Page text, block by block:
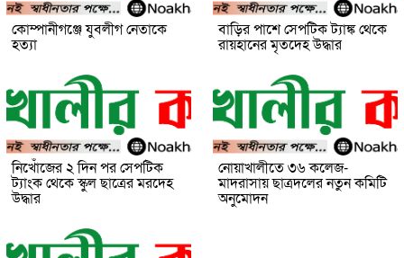
কোম্পানীগঞ্জে যুবলীগ নেতাকে
হত্যা
বাড়ির পাশে সেপটিক ট্যাঙ্ক থেকে
রায়হানের মৃতদেহ উদ্ধার
নিখোঁজের ২ দিন পর সেপটিক
ট্যাংক থেকে স্কুল ছাত্রের মরদেহ
উদ্ধার
নোয়াখালীতে ৩৬ কলেজ-
মাদরাসায় ছাত্রদলের নতুন কমিটি
অনুমোদন